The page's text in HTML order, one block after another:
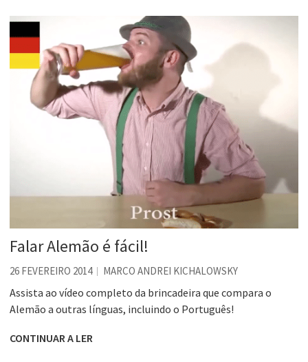
Os causos de Jorge Luis Borges
Voto obrigatório é correto?
Se queres salvar o mundo, o veganismo não é a resposta
Tem que filmar isso daí
Falar Alemão é fácil!
26 FEVEREIRO 2014 MARCO ANDREI KICHALOWSKY
Assista ao vídeo completo da brincadeira que compara o
Alemão a outras línguas, incluindo o Português!
CONTINUAR A LER